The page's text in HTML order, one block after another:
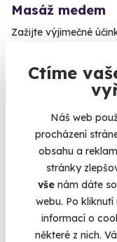
Ctíme
Náš web
procházení
obsahu a
stránky
vše nám dáte
webu. Po
informací o
některé z nich.
Masáž medem
Zažijte výjimečné
Volný termín už